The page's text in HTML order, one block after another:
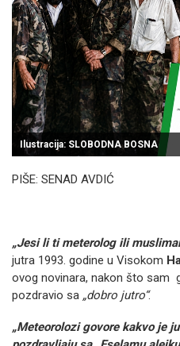
Ilustracija: SLOBODNA BOSNA
PIŠE: SENAD AVDIĆ
„Jesi li ti meterolog ili
jutra 1993. godine u Visokom
ovog novinara, nakon što sam
pozdravio sa „dobro jutro“.
„Meteorolozi govore kakvo je